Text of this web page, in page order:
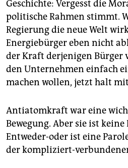
Geschichte: Vergesst die
politische Rahmen stimmt.
Regierung die neue Welt
Energiebürger eben nicht
der Kraft derjenigen Bürger
den Unternehmen einfach
machen wollen, jetzt halt
Antiatomkraft war eine
Bewegung. Aber sie ist keine
Entweder-oder ist eine
der kompliziert-